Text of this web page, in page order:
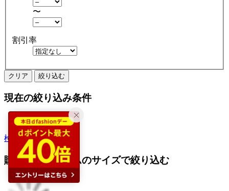
〜
割引率
クリア 絞り込む
現在の絞り込み条件
ワンピース
検索履歴から探す
購入済みアイテムのサイズで絞り込む